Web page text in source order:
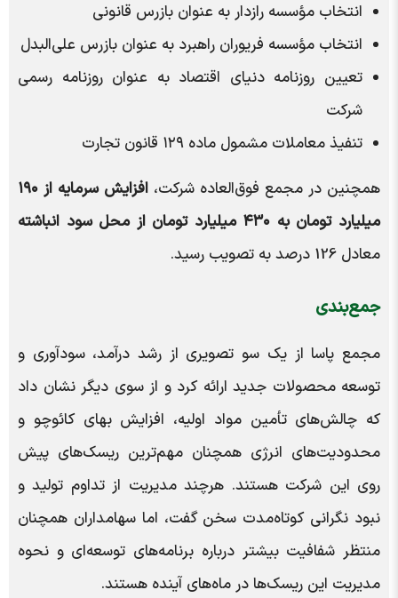
انتخاب مؤسسه رازدار به عنوان بازرس قانونی
انتخاب مؤسسه فریوران راهبرد به عنوان بازرس علی‌البدل
تعیین روزنامه دنیای اقتصاد به عنوان روزنامه رسمی
شرکت
تنفیذ معاملات مشمول ماده ۱۲۹ قانون تجارت
همچنین در مجمع فوق‌العاده شرکت،
افزایش سرمایه از ۱۹۰
میلیارد تومان به ۴۳۰ میلیارد تومان از محل سود انباشته
معادل 126 درصد به تصویب رسید.
جمع‌بندی
مجمع پاسا از یک سو تصویری از رشد درآمد، سودآوری و
توسعه محصولات جدید ارائه کرد و از سوی دیگر نشان داد
که چالش‌های تأمین مواد اولیه، افزایش بهای کائوچو و
محدودیت‌های انرژی همچنان مهم‌ترین ریسک‌های پیش
روی این شرکت هستند. هرچند مدیریت از تداوم تولید و
نبود نگرانی کوتاه‌مدت سخن گفت، اما سهامداران همچنان
منتظر شفافیت بیشتر درباره برنامه‌های توسعه‌ای و نحوه
مدیریت این ریسک‌ها در ماه‌های آینده هستند.